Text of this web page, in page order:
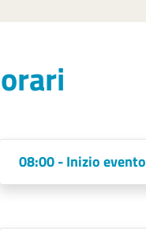
08:00 - Inizio evento